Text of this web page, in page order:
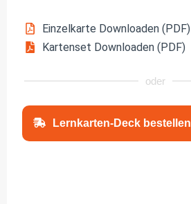
Einzelkarte Downloaden (PDF)
Kartenset Downloaden (PDF)
oder
Lernkarten-Deck bestellen